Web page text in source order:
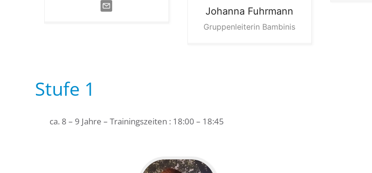
Johanna Fuhrmann
Gruppenleiterin Bambinis
Stufe 1
ca. 8 – 9 Jahre – Trainingszeiten : 18:00 – 18:45